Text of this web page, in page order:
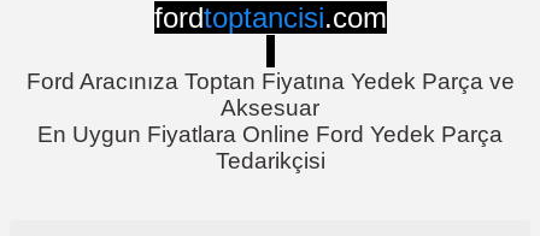
fordtoptancisi.com
Ford Aracınıza Toptan Fiyatına Yedek Parça ve
Aksesuar
En Uygun Fiyatlara Online Ford Yedek Parça
Tedarikçisi